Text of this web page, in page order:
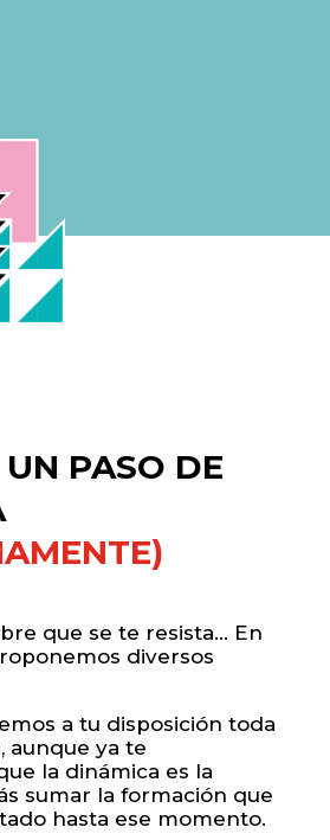
PASO DE
que se te resista… En
diversos
a tu disposición toda
aunque ya te
la dinámica es la
sumar la formación que
hasta ese momento.